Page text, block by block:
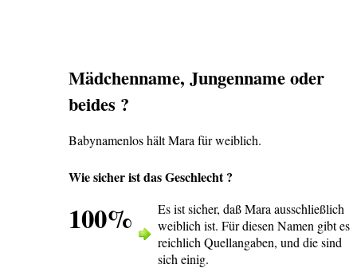
Mädchenname, Jungenname oder
beides ?
Babynamenlos hält Mara für weiblich.
Wie sicher ist das Geschlecht ?
100%
Es ist sicher, daß Mara ausschließlich
weiblich ist. Für diesen Namen gibt es
reichlich Quellangaben, und die sind
sich einig.